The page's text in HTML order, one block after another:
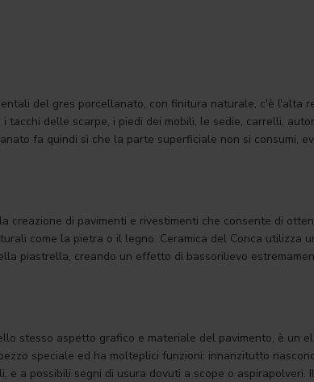
del gres porcellanato, con finitura naturale, c'è l'alta
tacchi delle scarpe, i piedi dei mobili, le sedie, carrelli,
fa quindi sì che la parte superficiale non si consumi,
creazione di pavimenti e rivestimenti che consente di
come la pietra o il legno. Ceramica del Conca
piastrella, creando un effetto di bassorilievo
stesso aspetto grafico e materiale del pavimento, è un
speciale ed ha molteplici funzioni: innanzitutto
e a possibili segni di usura dovuti a scope o